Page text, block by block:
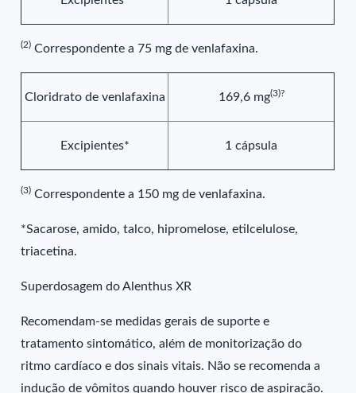
(2) Correspondente a 75 mg de venlafaxina.
Cloridrato de venlafaxina 169,6 mg(3)?
Excipientes* 1 cápsula
(3) Correspondente a 150 mg de venlafaxina.
*Sacarose, amido, talco, hipromelose, etilcelulose,
triacetina.
Superdosagem do Alenthus XR
Recomendam-se medidas gerais de suporte e
tratamento sintomático, além de monitorização do
ritmo cardíaco e dos sinais vitais. Não se recomenda a
indução de vômitos quando houver risco de aspiração.